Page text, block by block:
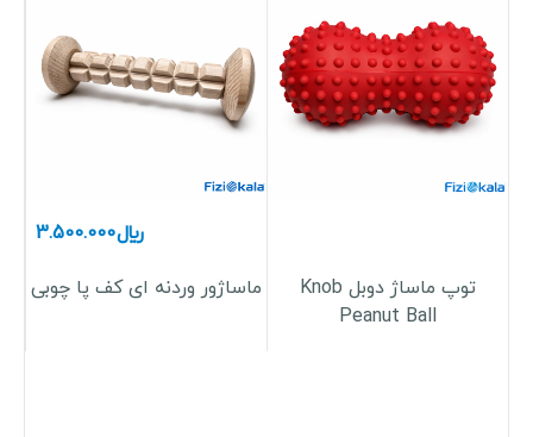
توپ ماساژ دوبل Knob
Peanut Ball
﷼3.500.000
ماساژور وردنه ای کف پا چوبی